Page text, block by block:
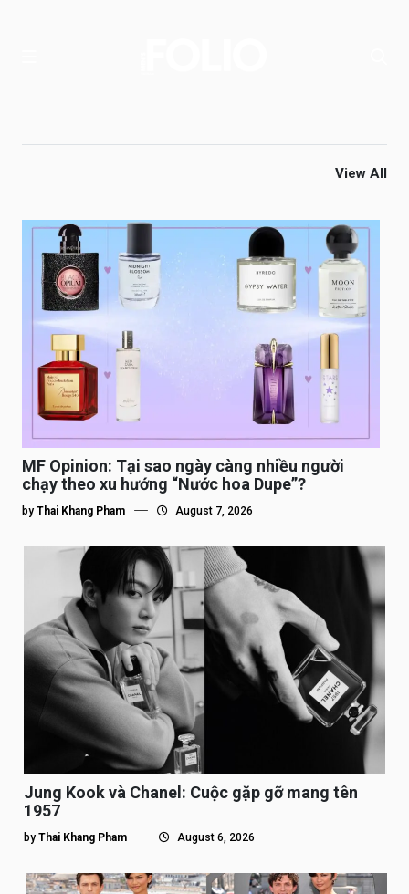
View All
MF Opinion: Tại sao ngày càng nhiều người
chạy theo xu hướng “Nước hoa Dupe”?
by Thai Khang Pham August 7, 2026
Jung Kook và Chanel: Cuộc gặp gỡ mang tên
1957
by Thai Khang Pham August 6, 2026